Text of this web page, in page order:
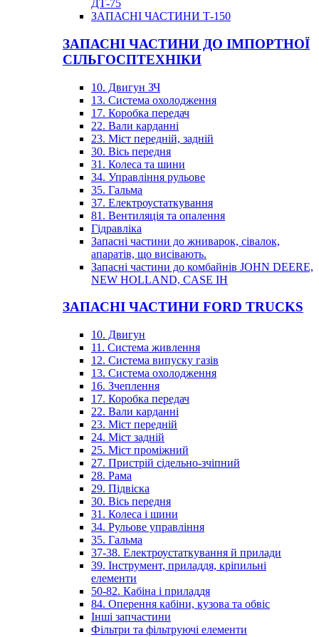
ДТ-75
ЗАПАСНІ ЧАСТИНИ Т-150
ЗАПАСНІ ЧАСТИНИ ДО ІМПОРТНОЇ
СІЛЬГОСПТЕХНІКИ
10. Двигун ЗЧ
13. Система охолодження
17. Коробка передач
22. Вали карданні
23. Міст передній, задній
30. Вісь передня
31. Колеса та шини
34. Управління рульове
35. Гальма
37. Електроустаткування
81. Вентиляція та опалення
Гідравліка
Запасні частини до жниварок, сівалок,
апаратів, що висівають.
Запасні частини до комбайнів JOHN DEERE,
NEW HOLLAND, CASE IH
ЗАПАСНІ ЧАСТИНИ FORD TRUCKS
10. Двигун
11. Система живлення
12. Система випуску газів
13. Система охолодження
16. Зчеплення
17. Коробка передач
22. Вали карданні
23. Міст передній
24. Міст задній
25. Міст проміжний
27. Пристрій сідельно-зчіпний
28. Рама
29. Підвіска
30. Вісь передня
31. Колеса і шини
34. Рульове управління
35. Гальма
37-38. Електроустаткування й прилади
39. Інструмент, приладдя, кріпильні
елементи
50-82. Кабіна і приладдя
84. Оперення кабіни, кузова та обвіс
Інші запчастини
Фільтри та фільтруючі елементи